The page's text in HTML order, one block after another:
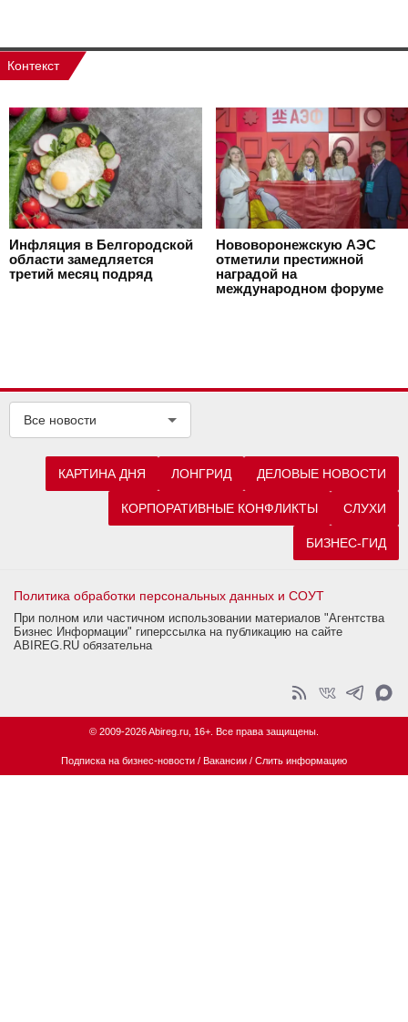
Контекст
Инфляция в Белгородской
области замедляется
третий месяц подряд
Нововоронежскую АЭС
отметили престижной
наградой на
международном форуме
Все новости
КАРТИНА ДНЯ ЛОНГРИД ДЕЛОВЫЕ НОВОСТИ
КОРПОРАТИВНЫЕ КОНФЛИКТЫ СЛУХИ
БИЗНЕС-ГИД
Политика обработки персональных данных и СОУТ
При полном или частичном использовании материалов "Агентства
Бизнес Информации" гиперссылка на публикацию на сайте
ABIREG.RU обязательна
© 2009-2026 Abireg.ru, 16+. Все права защищены.
Подписка на бизнес-новости / Вакансии / Слить информацию